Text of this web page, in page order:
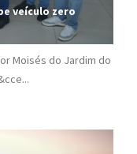
veículo zero
Moisés do Jardim do